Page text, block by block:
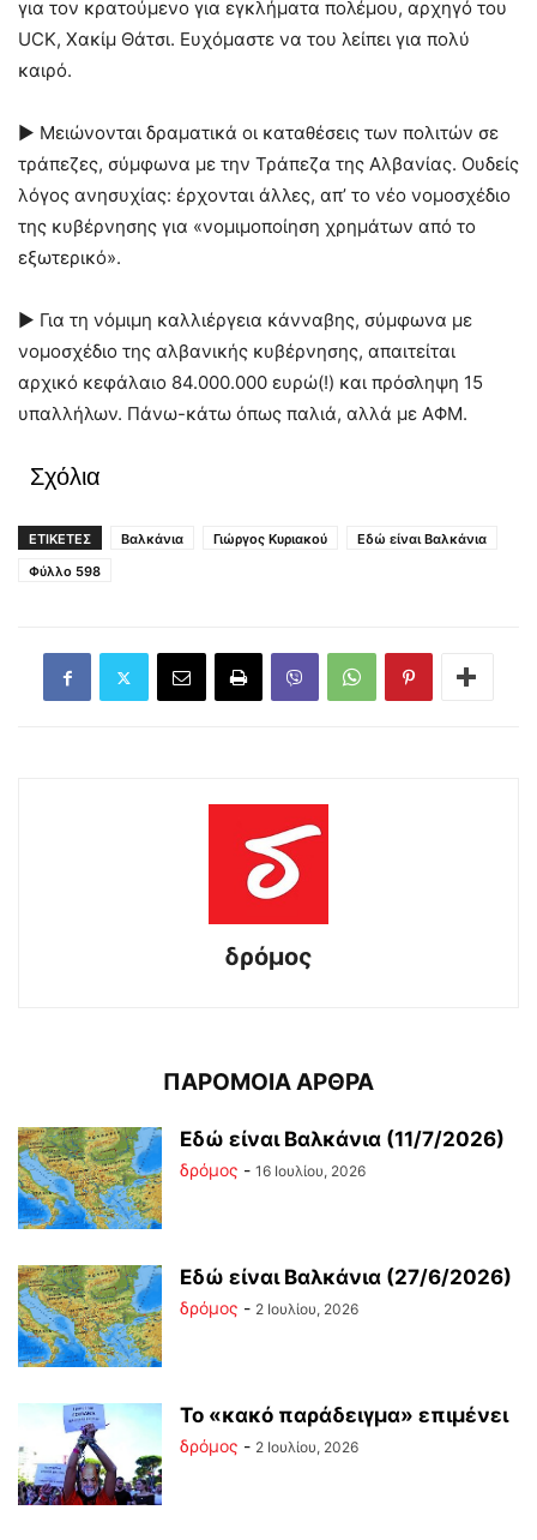
για τον κρατούμενο για εγκλήματα πολέμου, αρχηγό του
UCK, Χακίμ Θάτσι. Ευχόμαστε να του λείπει για πολύ
καιρό.
► Μειώνονται δραματικά οι καταθέσεις των πολιτών σε
τράπεζες, σύμφωνα με την Τράπεζα της Αλβανίας. Ουδείς
λόγος ανησυχίας: έρχονται άλλες, απ’ το νέο νομοσχέδιο
της κυβέρνησης για «νομιμοποίηση χρημάτων από το
εξωτερικό».
► Για τη νόμιμη καλλιέργεια κάνναβης, σύμφωνα με
νομοσχέδιο της αλβανικής κυβέρνησης, απαιτείται
αρχικό κεφάλαιο 84.000.000 ευρώ(!) και πρόσληψη 15
υπαλλήλων. Πάνω-κάτω όπως παλιά, αλλά με ΑΦΜ.
Σχόλια
ΕΤΙΚΕΤΕΣ Βαλκάνια Γιώργος Κυριακού
Εδώ είναι Βαλκάνια
Φύλλο 598
δρόμος
ΠΑΡΟΜΟΙΑ ΑΡΘΡΑ
Εδώ είναι Βαλκάνια (11/7/2026)
δρόμος - 16 Ιουλίου, 2026
Εδώ είναι Βαλκάνια (27/6/2026)
δρόμος - 2 Ιουλίου, 2026
Το «κακό παράδειγμα» επιμένει
δρόμος - 2 Ιουλίου, 2026